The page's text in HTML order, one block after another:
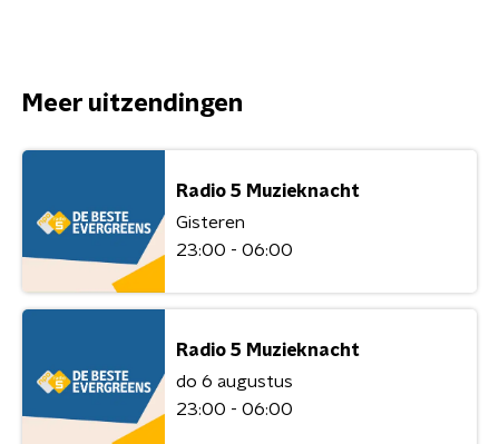
Meer uitzendingen
Radio 5 Muzieknacht
Gisteren
23:00 - 06:00
Radio 5 Muzieknacht
do 6 augustus
23:00 - 06:00